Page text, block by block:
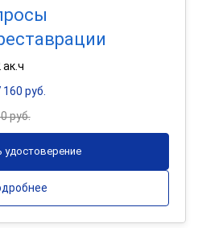
ак.ч
руб.
руб.
удостоверение